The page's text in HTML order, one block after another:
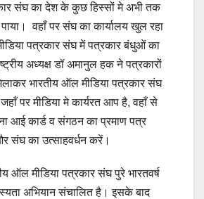
संघ का देश के कुछ हिस्सों मे अभी तक
वहाँ पर संघ का कार्यालय खुल रहा
पत्रकार संघ में पत्रकार बंधुओं का
अध्यक्ष डॉ अमानुल हक ने पत्रकारों
भारतीय ऑल मीडिया पत्रकार संघ
पर मीडिया मे कार्यरत आप है, वहाँ से
आई कार्ड व संगठन का प्रमाण पत्र
संघ का उत्साहवर्धन करें।
ऑल मीडिया पत्रकार संघ पुरे भारतवर्ष
अभियान संचालित है। इसके बाद